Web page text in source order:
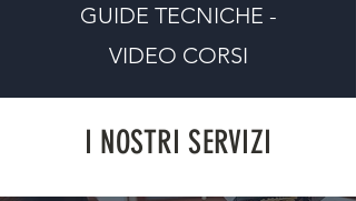
GUIDE TECNICHE -
VIDEO CORSI
I NOSTRI SERVIZI